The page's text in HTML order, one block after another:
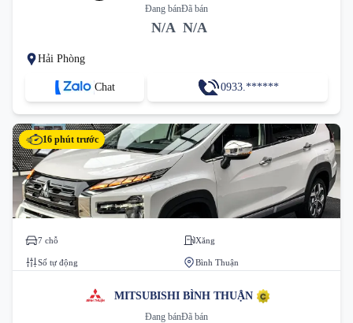
Đang bán
N/A
Đã bán
N/A
Hải Phòng
Chat 0933.******
16 phút trước
7 chỗ Xăng
Số tự động Bình Thuận
MITSUBISHI BÌNH THUẬN
Đang bánĐã bán